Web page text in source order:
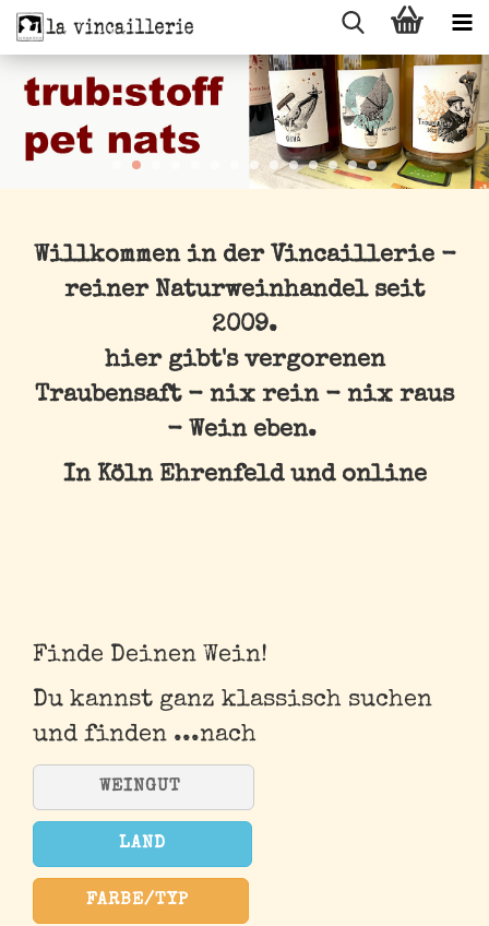
Willkommen in der Vincaillerie -
reiner Naturweinhandel seit
2009.
hier gibt's vergorenen
Traubensaft - nix rein - nix raus
- Wein eben.
In Köln Ehrenfeld und online
Finde Deinen Wein!
Du kannst ganz klassisch suchen
und finden ...nach
WEINGUT
LAND
FARBE/TYP